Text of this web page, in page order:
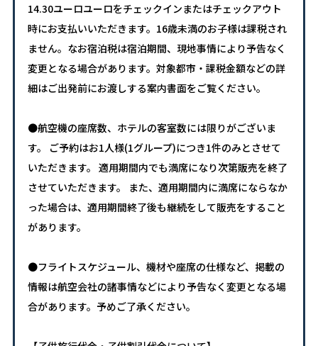
14.30ユーロユーロをチェックインまたはチェックアウト
時にお支払いいただきます。16歳未満のお子様は課税され
ません。なお宿泊税は宿泊期間、現地事情により予告なく
変更となる場合があります。対象都市・課税金額などの詳
細はご出発前にお渡しする案内書面をご覧ください。
●航空機の座席数、ホテルの客室数には限りがございま
す。 ご予約はお1人様(1グループ)につき1件のみとさせて
いただきます。 適用期間内でも満席になり次第販売を終了
させていただきます。 また、適用期間内に満席にならなか
った場合は、適用期間終了後も継続をして販売をすること
があります。
●フライトスケジュール、機材や座席の仕様など、掲載の
情報は航空会社の諸事情などにより予告なく変更となる場
合があります。予めご了承ください。